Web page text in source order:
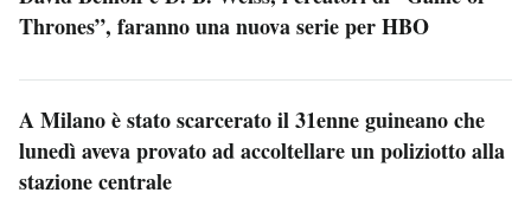
Thrones”, faranno una nuova serie per HBO
A Milano è stato scarcerato il 31enne guineano che
lunedì aveva provato ad accoltellare un poliziotto alla
stazione centrale